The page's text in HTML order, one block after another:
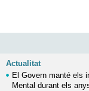
Actualitat
El Govern manté els
Mental durant els